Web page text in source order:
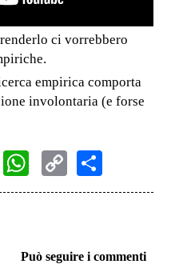
ci vorrebbero
empirica comporta
involontaria (e forse
LinkedInWhatsApp
Copy
Link
Può seguire i commenti